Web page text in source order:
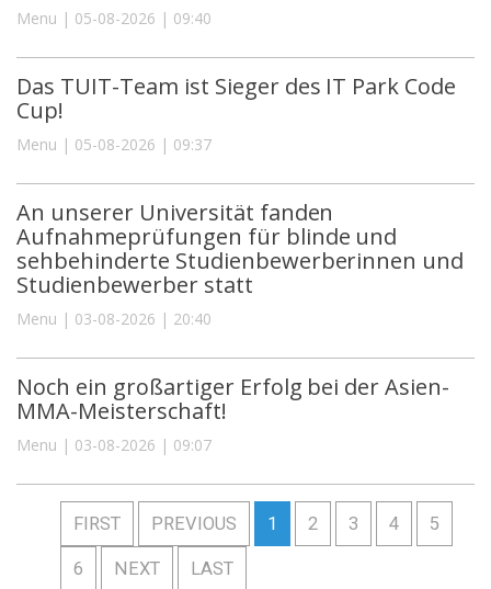
Menu | 05-08-2026 | 09:40
Das TUIT-Team ist Sieger des IT Park Code
Cup!
Menu | 05-08-2026 | 09:37
An unserer Universität fanden
Aufnahmeprüfungen für blinde und
sehbehinderte Studienbewerberinnen und
Studienbewerber statt
Menu | 03-08-2026 | 20:40
Noch ein großartiger Erfolg bei der Asien-
MMA-Meisterschaft!
Menu | 03-08-2026 | 09:07
FIRST PREVIOUS 1 2 3 4 5
6 NEXT LAST